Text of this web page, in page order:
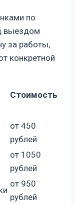
по
выездом
за работы,
конкретной
Стоимость
от 450
рублей
от 1050
рублей
от 950
рублей